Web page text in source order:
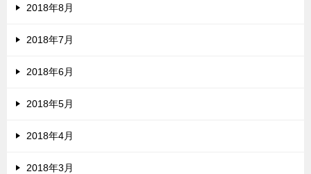
2018年8月
2018年7月
2018年6月
2018年5月
2018年4月
2018年3月